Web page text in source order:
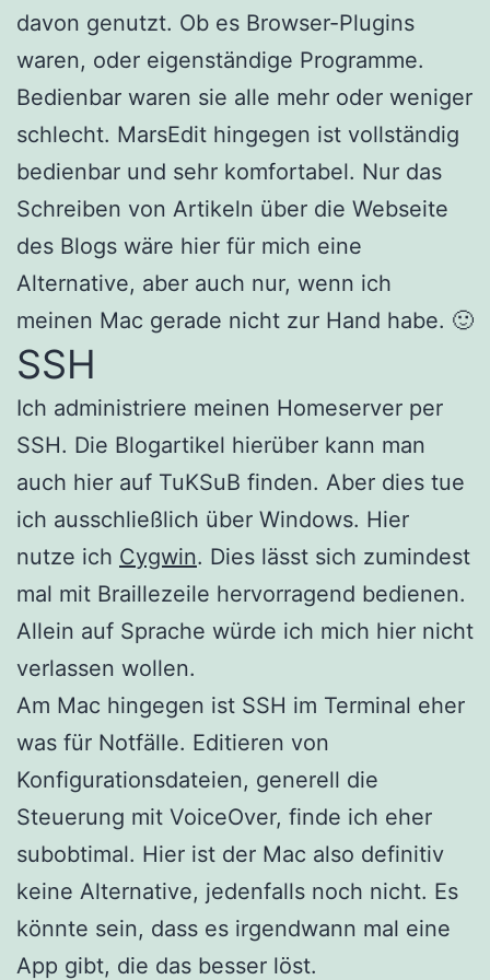
davon genutzt. Ob es Browser-Plugins
waren, oder eigenständige Programme.
Bedienbar waren sie alle mehr oder weniger
schlecht. MarsEdit hingegen ist vollständig
bedienbar und sehr komfortabel. Nur das
Schreiben von Artikeln über die Webseite
des Blogs wäre hier für mich eine
Alternative, aber auch nur, wenn ich
meinen Mac gerade nicht zur Hand habe. 🙂
SSH
Ich administriere meinen Homeserver per
SSH. Die Blogartikel hierüber kann man
auch hier auf TuKSuB finden. Aber dies tue
ich ausschließlich über Windows. Hier
nutze ich Cygwin. Dies lässt sich zumindest
mal mit Braillezeile hervorragend bedienen.
Allein auf Sprache würde ich mich hier nicht
verlassen wollen.
Am Mac hingegen ist SSH im Terminal eher
was für Notfälle. Editieren von
Konfigurationsdateien, generell die
Steuerung mit VoiceOver, finde ich eher
subobtimal. Hier ist der Mac also definitiv
keine Alternative, jedenfalls noch nicht. Es
könnte sein, dass es irgendwann mal eine
App gibt, die das besser löst.